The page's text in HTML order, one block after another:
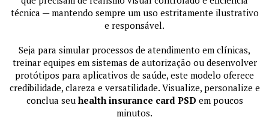
técnica — mantendo sempre um uso estritamente ilustrativo
e responsável.
Seja para simular processos de atendimento em clínicas,
treinar equipes em sistemas de autorização ou desenvolver
protótipos para aplicativos de saúde, este modelo oferece
credibilidade, clareza e versatilidade. Visualize, personalize e
conclua seu health insurance card PSD em poucos
minutos.